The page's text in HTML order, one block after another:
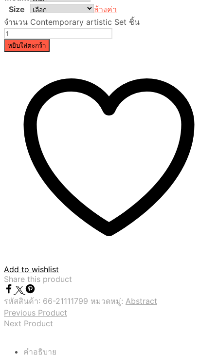
Size
ล้างค่า
จำนวน Contemporary artistic Set ชิ้น
หยิบใส่ตะกร้า
Add to wishlist
Share this product
รหัสสินค้า: 66-21111799 หมวดหมู่: Abstract
Previous Product
Next Product
คำอธิบาย